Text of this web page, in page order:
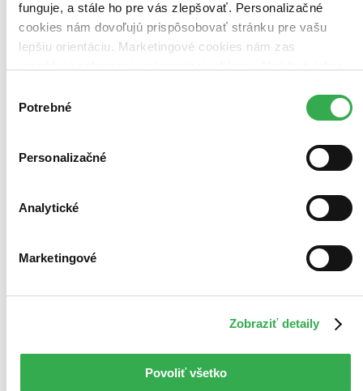
funguje, a stále ho pre vás zlepšovať. Personalizačné
cookies nám dovoľujú prispôsobovať stránku pre vašu
lepšiu orientáciu. Marketingové cookies nám zas
keby sme mohli používať všetky tieto cookies. Ďakujeme!
súhlasu
Potrebné
Personalizačné
Analytické
Marketingové
Zobraziť detaily
Povoliť všetko
posnažíme sa aj trochu rýchlejšie!
Pridať do zoznamu
Vložiť do košíka